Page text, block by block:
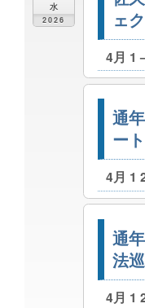
水
2026
ェ
4月 1
通
ー
4月 1
通
法
4月 1